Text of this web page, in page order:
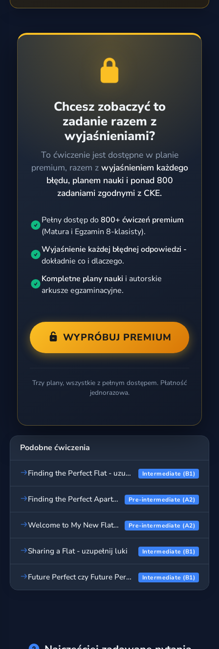
Chcesz zobaczyć to
zadanie razem z
wyjaśnieniami?
To ćwiczenie jest dostępne w planie
premium, razem z wyjaśnieniem każdego
błędu, planem nauki i ponad 800
zadaniami zgodnymi z CKE.
Pełny dostęp do800+ ćwiczeń premium
(Matura i Egzamin 8-klasisty).
Wyjaśnienie każdej błędnej odpowiedzi -
dokładnie co i dlaczego.
Kompletne plany nauki i autorskie
arkusze egzaminacyjne.
WYPRÓBUJ PREMIUM
Trzy plany, wszystkie z pełnym dostępem. Płatność
jednorazowa.
Podobne ćwiczenia
Finding the Perfect Flat - uzupełnij luki Intermediate (B1)
Finding the Perfect Apartment - uzupełnij luki Pre-intermediate (A2)
Welcome to My New Flat - uzupełnij luki po polsku Pre-intermediate (A2)
Sharing a Flat - uzupełnij luki Intermediate (B1)
Future Perfect czy Future Perfect Continuous? - ćwiczenia Intermediate (B1)